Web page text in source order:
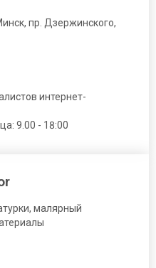
пр. Дзержинского,
интернет-
9.00 - 18:00
малярный